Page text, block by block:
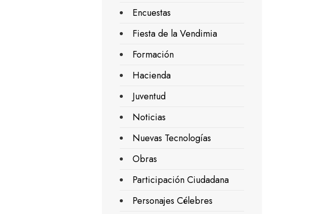
Encuestas
Fiesta de la Vendimia
Formación
Hacienda
Juventud
Noticias
Nuevas Tecnologías
Obras
Participación Ciudadana
Personajes Célebres